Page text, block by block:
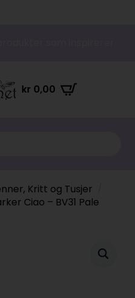
kr 0,00
Kritt og Tusjer
Ciao – BV31 Pale